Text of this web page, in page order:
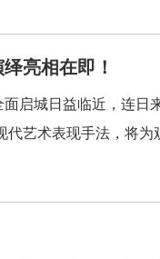
亮相在即！
启城日益临近，连
艺术表现手法，将为